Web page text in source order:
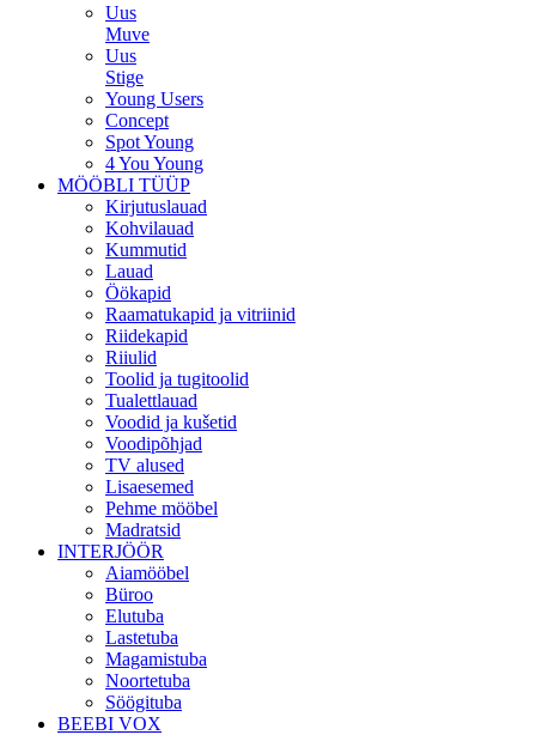
Uus
Muve
Uus
Stige
Young Users
Concept
Spot Young
4 You Young
MÖÖBLI TÜÜP
Kirjutuslauad
Kohvilauad
Kummutid
Lauad
Öökapid
Raamatukapid ja vitriinid
Riidekapid
Riiulid
Toolid ja tugitoolid
Tualettlauad
Voodid ja kušetid
Voodipõhjad
TV alused
Lisaesemed
Pehme mööbel
Madratsid
INTERJÖÖR
Aiamööbel
Büroo
Elutuba
Lastetuba
Magamistuba
Noortetuba
Söögituba
BEEBI VOX